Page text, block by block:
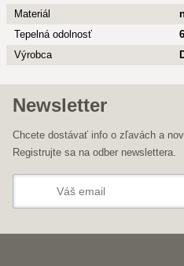
Materiál
Tepelná odolnosť
Výrobca
Newsletter
Chcete dostávať info o zľavách a
Registrujte sa na odber newslettera.